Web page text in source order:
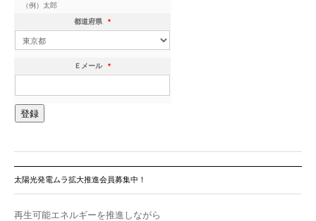
（例）太郎
都道府県 *
Ｅメール *
太陽光発電ムラ拡大推進会員募集中！
再生可能エネルギーを推進しながら